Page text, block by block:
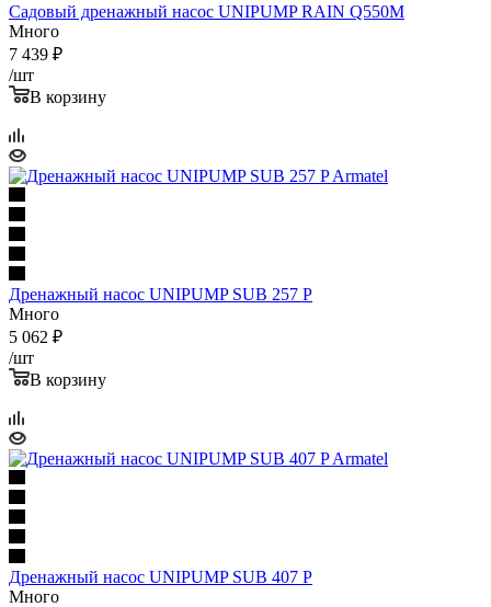
Садовый дренажный насос UNIPUMP RAIN Q550M
Много
7 439 ₽
/шт
В корзину
Дренажный насос UNIPUMP SUB 257 P
Много
5 062 ₽
/шт
В корзину
Дренажный насос UNIPUMP SUB 407 P
Много